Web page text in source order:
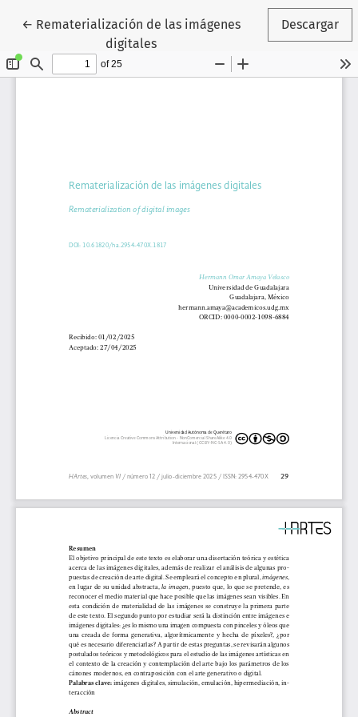
← Volver a los detalles del artículo
Rematerialización de las imágenes
digitales
Descargar